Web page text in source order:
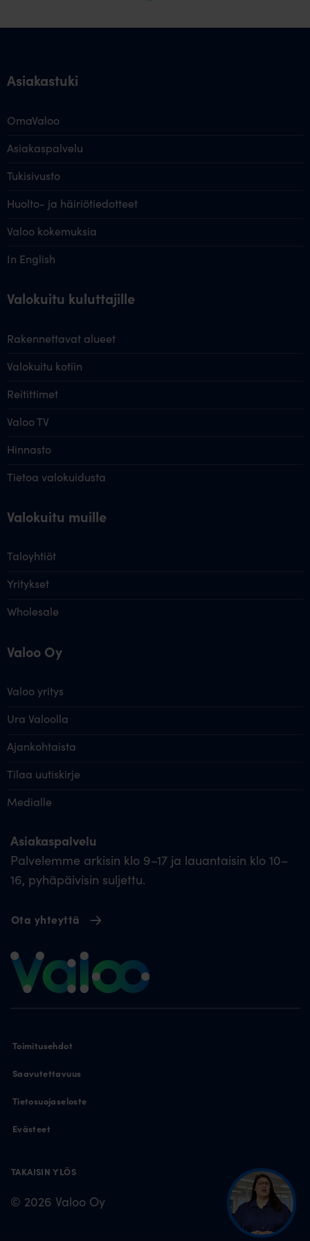
Asiakastuki
OmaValoo
Asiakaspalvelu
Tukisivusto
Huolto- ja häiriötiedotteet
Valoo kokemuksia
In English
Valokuitu kuluttajille
Rakennettavat alueet
Valokuitu kotiin
Reitittimet
Valoo TV
Hinnasto
Tietoa valokuidusta
Valokuitu muille
Taloyhtiöt
Yritykset
Wholesale
Valoo Oy
Valoo yritys
Ura Valoolla
Ajankohtaista
Tilaa uutiskirje
Medialle
Asiakaspalvelu
Palvelemme arkisin klo 9–17 ja lauantaisin klo 10–
16, pyhäpäivisin suljettu.
Ota yhteyttä
TAKAISIN YLÖS
© 2026 Valoo Oy
Toimitusehdot
Saavutettavuus
Tietosuojaseloste
Evästeet